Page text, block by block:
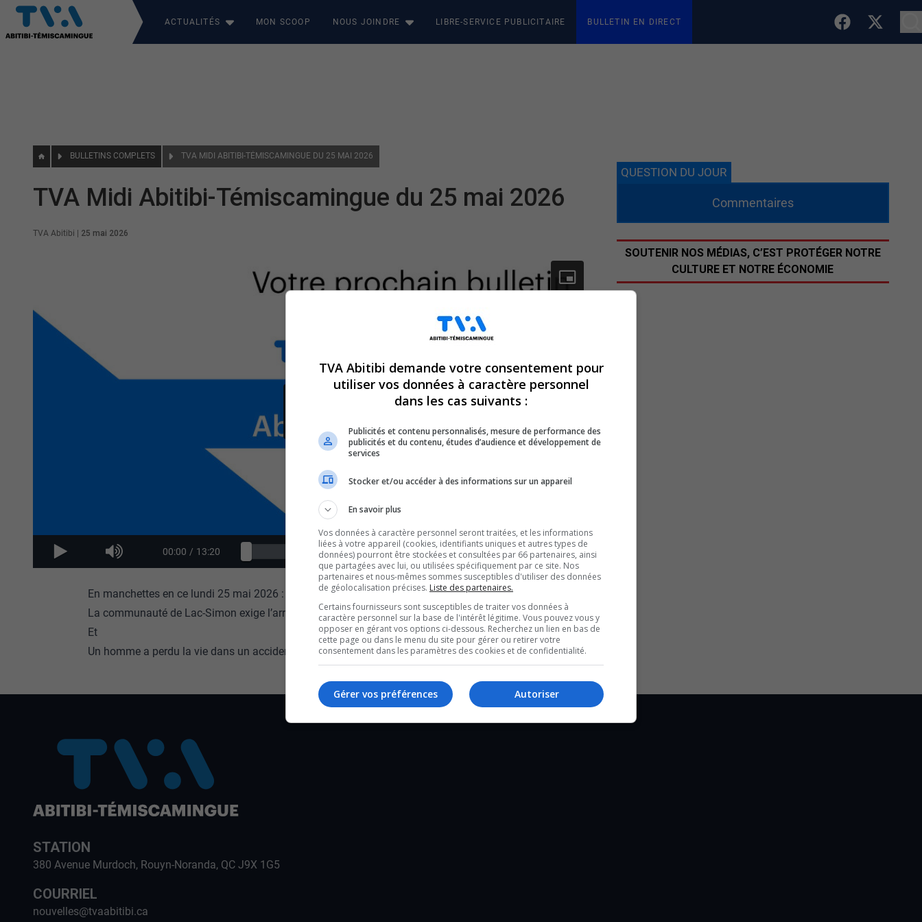
ACTUALITÉS MON SCOOP NOUS JOINDRE LIBRE-SERVICE PUBLICITAIRE BULLETIN EN DIRECT
BULLETINS COMPLETS TVA MIDI ABITIBI-TÉMISCAMINGUE DU 25 MAI 2026
TVA Midi Abitibi-Témiscamingue du 25 mai 2026
TVA Abitibi 25 mai 2026
00:00 / 13:20
En manchettes en ce lundi 25 mai 2026 :
La communauté de Lac-Simon exige l’arrêt immédiat des travaux de la mine Novador.
Et
Un homme a perdu la vie dans un accident à Val-d’Or.
QUESTION DU JOUR
Commentaires
SOUTENIR NOS MÉDIAS, C’EST PROTÉGER NOTRE
CULTURE ET NOTRE ÉCONOMIE
STATION
380 Avenue Murdoch, Rouyn-Noranda, QC J9X 1G5
COURRIEL
nouvelles@tvaabitibi.ca
TVA Abitibi demande votre consentement pour
utiliser vos données à caractère personnel
dans les cas suivants :
Publicités et contenu personnalisés, mesure de performance des
publicités et du contenu, études d’audience et développement de
services
Stocker et/ou accéder à des informations sur un appareil
En savoir plus
Vos données à caractère personnel seront traitées, et les informations
liées à votre appareil (cookies, identifiants uniques et autres types de
données) pourront être stockées et consultées par 66 partenaires, ainsi
que partagées avec lui, ou utilisées spécifiquement par ce site. Nos
partenaires et nous-mêmes sommes susceptibles d'utiliser des données
de géolocalisation précises. Liste des partenaires.
Certains fournisseurs sont susceptibles de traiter vos données à
caractère personnel sur la base de l'intérêt légitime. Vous pouvez vous y
opposer en gérant vos options ci-dessous. Recherchez un lien en bas de
cette page ou dans le menu du site pour gérer ou retirer votre
consentement dans les paramètres des cookies et de confidentialité.
Autoriser
Gérer vos préférences